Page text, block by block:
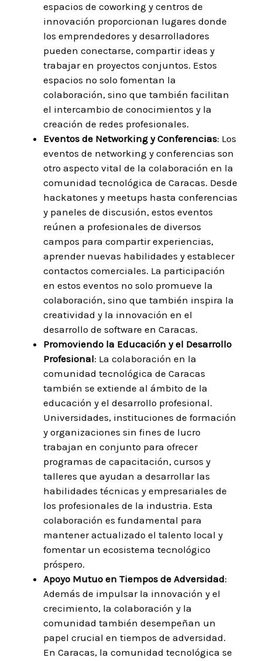
espacios de coworking y centros de
innovación proporcionan lugares donde
los emprendedores y desarrolladores
pueden conectarse, compartir ideas y
trabajar en proyectos conjuntos. Estos
espacios no solo fomentan la
colaboración, sino que también facilitan
el intercambio de conocimientos y la
creación de redes profesionales.
Eventos de Networking y Conferencias: Los
eventos de networking y conferencias son
otro aspecto vital de la colaboración en la
comunidad tecnológica de Caracas. Desde
hackatones y meetups hasta conferencias
y paneles de discusión, estos eventos
reúnen a profesionales de diversos
campos para compartir experiencias,
aprender nuevas habilidades y establecer
contactos comerciales. La participación
en estos eventos no solo promueve la
colaboración, sino que también inspira la
creatividad y la innovación en el
desarrollo de software en Caracas.
Promoviendo la Educación y el Desarrollo
Profesional: La colaboración en la
comunidad tecnológica de Caracas
también se extiende al ámbito de la
educación y el desarrollo profesional.
Universidades, instituciones de formación
y organizaciones sin fines de lucro
trabajan en conjunto para ofrecer
programas de capacitación, cursos y
talleres que ayudan a desarrollar las
habilidades técnicas y empresariales de
los profesionales de la industria. Esta
colaboración es fundamental para
mantener actualizado el talento local y
fomentar un ecosistema tecnológico
próspero.
Apoyo Mutuo en Tiempos de Adversidad:
Además de impulsar la innovación y el
crecimiento, la colaboración y la
comunidad también desempeñan un
papel crucial en tiempos de adversidad.
En Caracas, la comunidad tecnológica se